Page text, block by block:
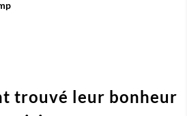
trouvé leur bonheur